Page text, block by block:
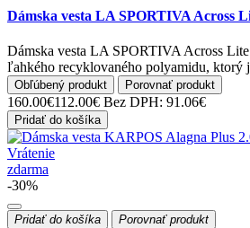
Dámska vesta LA SPORTIVA Across
Dámska vesta LA SPORTIVA Across
ľahkého recyklovaného polyamidu, ktorý
Obľúbený produkt Porovnať produkt
160.00€112.00€ Bez DPH: 91.06€
Pridať do košíka
Vrátenie
zdarma
-30%
Pridať do košíka Porovnať produkt